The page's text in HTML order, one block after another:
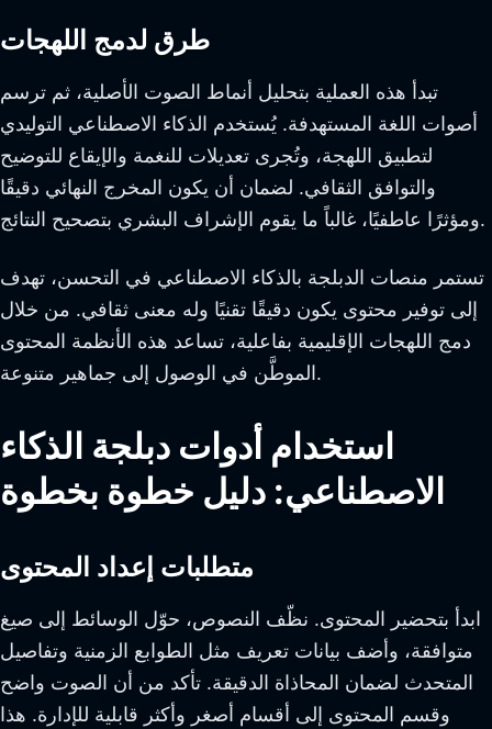
طرق لدمج اللهجات
تبدأ هذه العملية بتحليل أنماط الصوت الأصلية، ثم ترسم
أصوات اللغة المستهدفة. يُستخدم الذكاء الاصطناعي التوليدي
لتطبيق اللهجة، وتُجرى تعديلات للنغمة والإيقاع للتوضيح
والتوافق الثقافي. لضمان أن يكون المخرج النهائي دقيقًا
ومؤثرًا عاطفيًا، غالباً ما يقوم الإشراف البشري بتصحيح النتائج.
تستمر منصات الدبلجة بالذكاء الاصطناعي في التحسن، تهدف
إلى توفير محتوى يكون دقيقًا تقنيًا وله معنى ثقافي. من خلال
دمج اللهجات الإقليمية بفاعلية، تساعد هذه الأنظمة المحتوى
الموطَّن في الوصول إلى جماهير متنوعة.
استخدام أدوات دبلجة الذكاء
الاصطناعي: دليل خطوة بخطوة
متطلبات إعداد المحتوى
ابدأ بتحضير المحتوى. نظّف النصوص، حوّل الوسائط إلى صيغ
متوافقة، وأضف بيانات تعريف مثل الطوابع الزمنية وتفاصيل
المتحدث لضمان المحاذاة الدقيقة. تأكد من أن الصوت واضح
وقسم المحتوى إلى أقسام أصغر وأكثر قابلية للإدارة. هذا